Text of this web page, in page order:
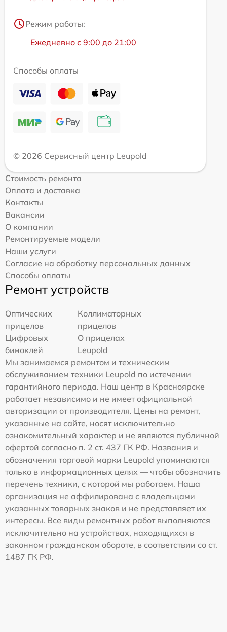
Режим работы:
Ежедневно с 9:00 до 21:00
Способы оплаты
© 2026 Сервисный центр Leupold
Стоимость ремонта
Оплата и доставка
Контакты
Вакансии
О компании
Ремонтируемые модели
Наши услуги
Согласие на обработку персональных данных
Способы оплаты
Ремонт устройств
Оптических
прицелов
Коллиматорных
прицелов
Цифровых
биноклей
О прицелах
Leupold
Мы занимаемся ремонтом и техническим
обслуживанием техники Leupold по истечении
гарантийного периода. Наш центр в Красноярске
работает независимо и не имеет официальной
авторизации от производителя. Цены на ремонт,
указанные на сайте, носят исключительно
ознакомительный характер и не являются публичной
офертой согласно п. 2 ст. 437 ГК РФ. Названия и
обозначения торговой марки Leupold упоминаются
только в информационных целях — чтобы обозначить
перечень техники, с которой мы работаем. Наша
организация не аффилирована с владельцами
указанных товарных знаков и не представляет их
интересы. Все виды ремонтных работ выполняются
исключительно на устройствах, находящихся в
законном гражданском обороте, в соответствии со ст.
1487 ГК РФ.